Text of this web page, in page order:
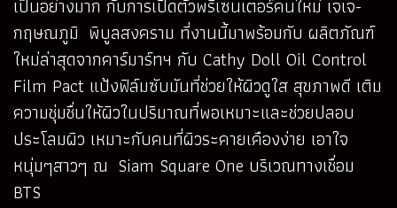
เป็นอย่างมาก กับการเปิดตัวพรีเซนเตอร์คนใหม่ เจเจ-
กฤษณภูมิ พิบูลสงคราม ที่งานนี้มาพร้อมกับ ผลิตภัณฑ์
ใหม่ล่าสุดจากคาร์มาร์ทฯ กับ Cathy Doll Oil Control
Film Pact แป้งฟิล์มซับมันที่ช่วยให้ผิวดูใส สุขภาพดี เติม
ความชุ่มชื่นให้ผิวในปริมาณที่พอเหมาะและช่วยปลอบ
ประโลมผิว เหมาะกับคนที่ผิวระคายเคืองง่าย เอาใจ
หนุ่มๆสาวๆ ณ Siam Square One บริเวณทางเชื่อม
BTS